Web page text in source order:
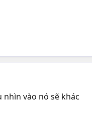
vào nó sẽ khác